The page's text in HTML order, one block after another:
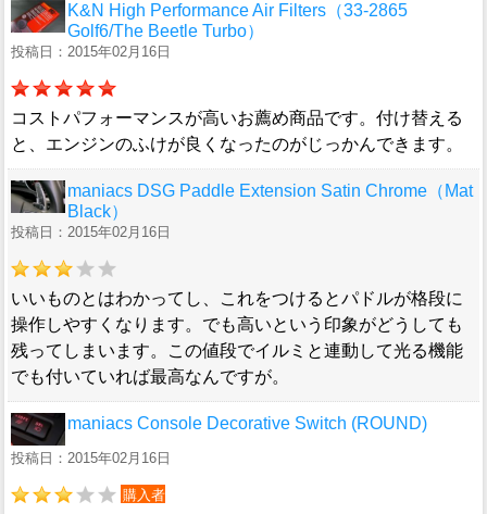
K&N High Performance Air Filters（33-2865
Golf6/The Beetle Turbo）
投稿日：2015年02月16日
コストパフォーマンスが高いお薦め商品です。付け替える
と、エンジンのふけが良くなったのがじっかんできます。
maniacs DSG Paddle Extension Satin Chrome（Mat
Black）
投稿日：2015年02月16日
いいものとはわかってし、これをつけるとパドルが格段に
操作しやすくなります。でも高いという印象がどうしても
残ってしまいます。この値段でイルミと連動して光る機能
でも付いていれば最高なんですが。
maniacs Console Decorative Switch (ROUND)
投稿日：2015年02月16日
購入者